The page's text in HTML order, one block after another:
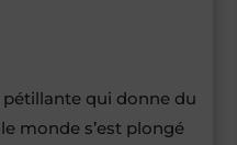
qui donne du
monde s’est plongé